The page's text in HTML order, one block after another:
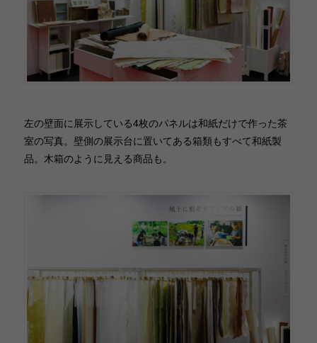
左の壁面に展示している4枚のパネルは和紙だけで作った茶
室の写真。壁側の展示台に置いてある箱類もすべて和紙製
品。木箱のように見える商品も。